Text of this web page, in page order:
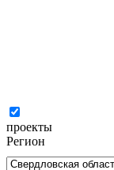
проекты
Регион